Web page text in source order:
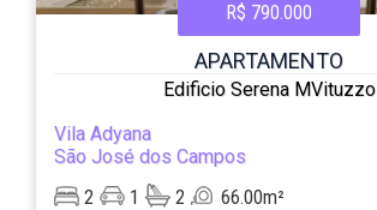
R$ 790.000
APARTAMENTO
Edificio Serena MVituzzo
Vila Adyana
São José dos Campos
2
1 2 66.00m²